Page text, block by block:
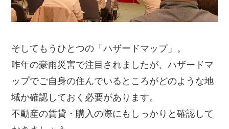
そしてもうひとつの「ハザードマップ」。
昨年の豪雨災害で注目されましたが、ハザードマ
ップでご自身の住んでいるところがどのような地
域か確認しておく必要があります。
不動産の賃貸・購入の際にもしっかりと確認して